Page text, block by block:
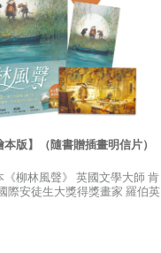
版】（隨書贈插畫明信片）
柳林風聲》 英國文學大師 肯
際安徒生大獎得獎畫家 羅伯英